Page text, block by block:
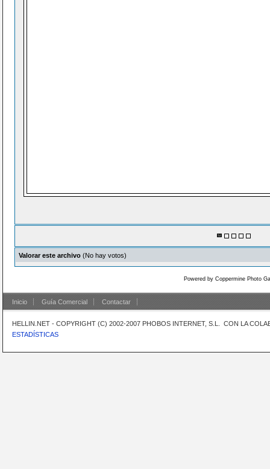
Valorar este archivo (No hay votos)
Powered by Coppermine Photo
Inicio Guía Comercial Contactar
HELLIN.NET - COPYRIGHT (C) 2002-2007 PHOBOS INTERNET, S.L. CON LA
ESTADÍSTICAS